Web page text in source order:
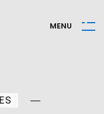
MENU